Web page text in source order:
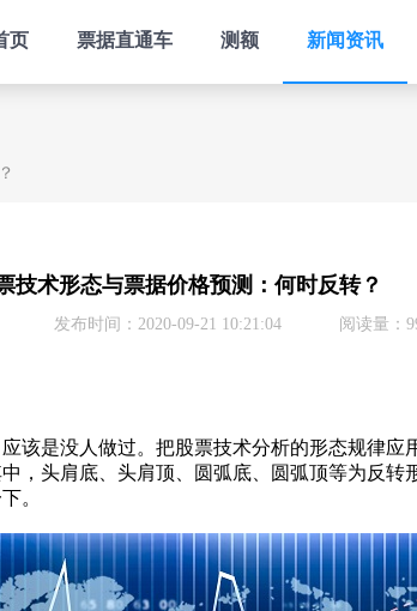
页 票据直通车 测额 新闻资讯
技术形态与票据价格预测：何时反转？
发布时间：2020-09-21 10:21:04 阅读量：
是没人做过。把股票技术分析的形态规律应
，头肩底、头肩顶、圆弧底、圆弧顶等为反转
。